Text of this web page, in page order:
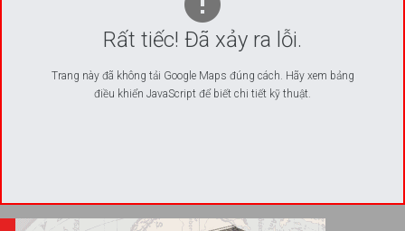
Rất tiếc! Đã xảy ra lỗi.
Trang này đã không tải Google Maps đúng cách. Hãy xem bảng
điều khiển JavaScript để biết chi tiết kỹ thuật.